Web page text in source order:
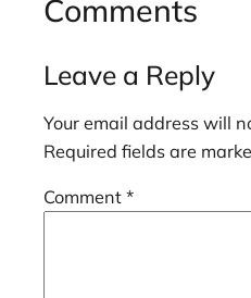
Comments
Leave a Reply
Your email address will
Required fields are
Comment *